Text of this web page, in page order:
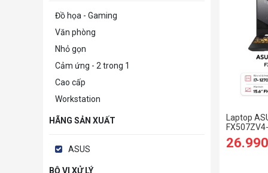
Đồ họa - Gaming
Văn phòng
Nhỏ gọn
Cảm ứng - 2 trong 1
Cao cấp
Workstation
HÃNG SẢN XUẤT
ASUS
BỘ VI XỬ LÝ
Laptop
i7-12700H
4060 8GB |